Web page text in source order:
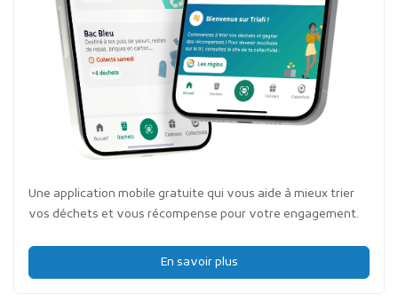
Une application mobile gratuite qui vous aide à mieux trier
vos déchets et vous récompense pour votre engagement.
En savoir plus